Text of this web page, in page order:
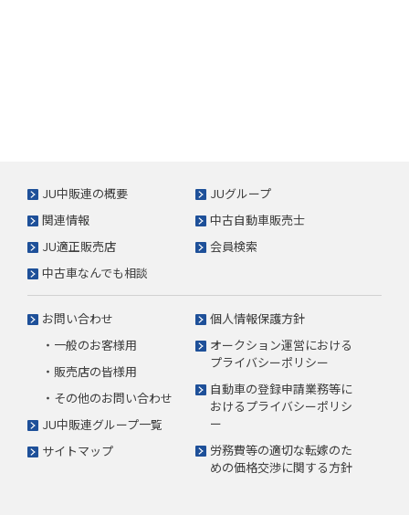
JU中販連の概要
JUグループ
関連情報
中古自動車販売士
JU適正販売店
会員検索
中古車なんでも相談
お問い合わせ
・一般のお客様用
・販売店の皆様用
・その他のお問い合わせ
JU中販連グループ一覧
サイトマップ
個人情報保護方針
オークション運営における
プライバシーポリシー
自動車の登録申請業務等に
おけるプライバシーポリシ
ー
労務費等の適切な転嫁のた
めの価格交渉に関する方針